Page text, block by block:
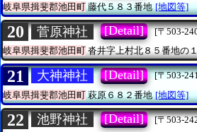
岐阜県揖斐郡池田町藤代５８３番地 [地図等]
20 菅原神社 [Detail]
[〒503-
岐阜県揖斐郡池田町沓井字上村北８５番地の
21 大神神社 [Detail]
[〒503-
岐阜県揖斐郡池田町萩原６８２番地 [地図等]
22 池野神社 [Detail]
[〒503-